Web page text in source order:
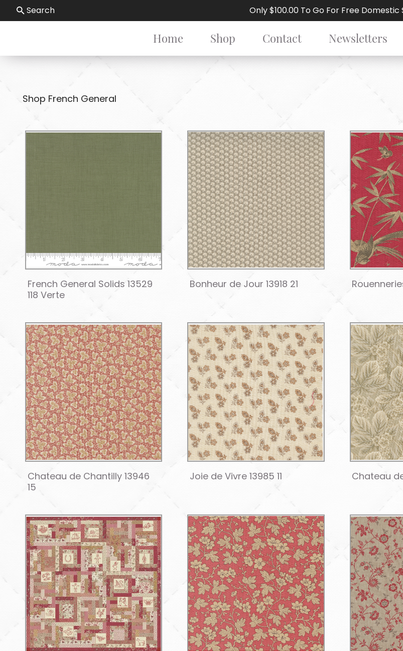
Search Only $100.00 To Go For Free Domestic
Home Shop Contact Newsletters
Shop French General
French General Solids 13529
118 Verte
Bonheur de Jour 13918 21
Chateau de Chantilly 13946
15
Joie de Vivre 13985 11 Chateau